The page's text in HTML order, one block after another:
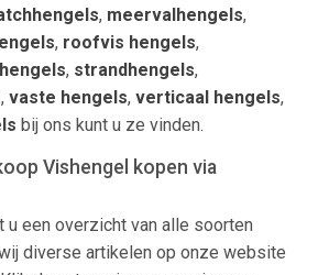
, meervalhengels,
, roofvis hengels,
, strandhengels,
, vaste hengels, verticaal hengels,
bij ons kunt u ze vinden.
Vishengel kopen via
u een overzicht van alle soorten
diverse artikelen op onze website